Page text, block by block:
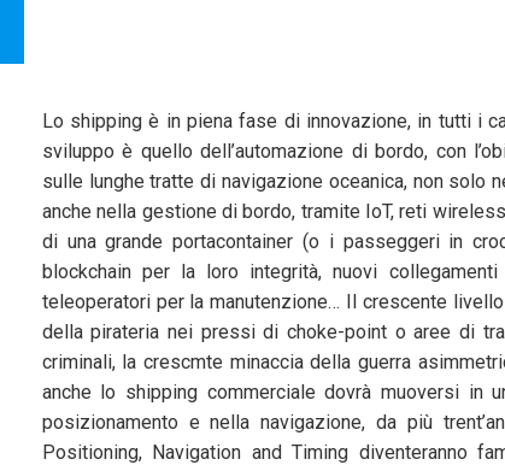
Lo shipping è in piena fase di innovazione, in tutti i
sviluppo è quello dell’automazione di bordo, con
sulle lunghe tratte di navigazione oceanica, non solo
anche nella gestione di bordo, tramite IoT, reti
di una grande portacontainer (o i passeggeri in
blockchain per la loro integrità, nuovi
teleoperatori per la manutenzione… Il crescente
della pirateria nei pressi di choke-point o aree di
criminali, la crescmte minaccia della guerra
anche lo shipping commerciale dovrà muoversi in
posizionamento e nella navigazione, da più
Positioning, Navigation and Timing diventeranno